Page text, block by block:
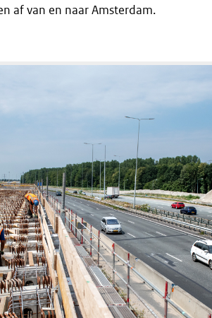
af van en naar Amsterdam.